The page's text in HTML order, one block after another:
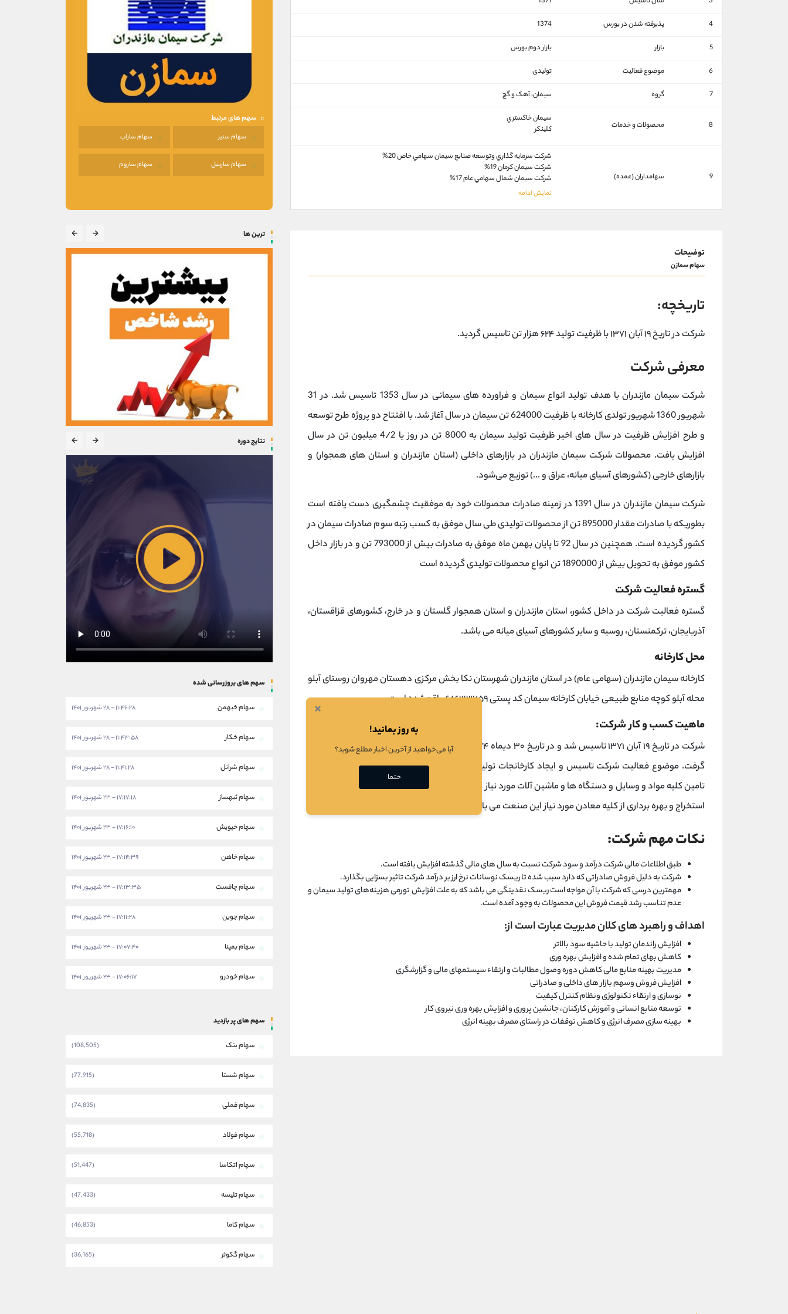
4
پذیرفته شدن در بورس
1374
5
بازار
بازار دوم بورس
6
موضوع فعالیت
تولیدی
7
گروه سيمان، آهک و گچ
8 محصولات و خدمات
سيمان خاکستري
کلينکر
9 سهامداران (عمده)
شركت سرمايه گذاري وتوسعه صنايع سيمان سهامي خاص 20%
شركت سيمان كرمان 19%
شركت سيمان شمال سهامي عام 17%
سهم های مرتبط
سهام سنیر سهام ساراب
سهام ساربیل سهام ساروم
توضیحات
سهام سمازن
تاریخچه:
شرکت در تاریخ ۱۹ آبان ۱۳۷۱ با ظرفیت تولید ۶۲۴ هزار تن تاسیس گردید.
معرفی شرکت
شرکت سیمان مازندران با هدف تولید انواع سیمان و فراورده های سیمانی در سال 1353 تاسیس شد. در 31
شهریور 1360 شهریور تولدی کارخانه با ظرفیت 624000 تن سیمان در سال آغاز شد. با افتتاح دو پروژه طرح توسعه
و طرح افزایش ظرفیت در سال های اخیر ظرفیت تولید سیمان به 8000 تن در روز یا 4/2 میلیون تن در سال
افزایش یافت. محصولات شرکت سیمان مازندران در بازارهای داخلی (استان مازندران و استان های همجوار) و
بازارهای خارجی (کشورهای آسیای میانه، عراق و ...) توزیع می‌شود.
شرکت سیمان مازندران در سال 1391 در زمینه صادرات محصولات خود به موفقیت چشمگیری دست یافته است
بطوریکه با صادرات مقدار 895000 تن از محصولات تولیدی طی سال موفق به کسب رتبه سوم صادرات سیمان در
کشور گردیده است. همچنین در سال 92 تا پایان بهمن ماه موفق به صادرات بیش از 793000 تن و در بازار داخل
کشور موفق به تحویل بیش از 1890000 تن انواع محصولات تولیدی گردیده است
گستره فعالیت شرکت
گستره فعالیت شرکت در داخل کشور، استان مازندران و استان همجوار گلستان و در خارج، کشورهای قزاقستان،
آذربایجان، ترکمنستان، روسیه و سایر کشورهای آسیای میانه می باشد.
محل کارخانه
کارخانه سیمان مازندران (سهامی عام) در استان مازندران شهرستان نکا بخش مرکزی دهستان مهروان روستای آبلو
محله آبلو کوچه منابع طبیعی خیابان کارخانه سیمان کد پستی ۶۸۶۱۱۱۳۷۵۹ واقع شده است.
ماهیت کسب و کار شرکت:
شرکت در تاریخ ۱۹ آبان ۱۳۷۱ تاسیس شد و در تاریخ ۳۰ دیماه ۱۳۷۴ در بورس اوراق بهادار تهران مورد پذیرش قرار
گرفت. موضوع فعالیت شرکت تاسیس و ایجاد کارخانجات تولید سیمان و صنایع جانبی وابسته به آن و تهیه و
تامین کلیه مواد و وسایل و دستگاه ها و ماشین آلات مورد نیاز های این صنایع در داخل و خارج کشور و اکتشاف و
استخراج و بهره برداری از کلیه معادن مورد نیاز این صنعت می باشد.
نکات مهم شرکت:
طبق اطلاعات مالی شرکت درآمد و سود شرکت نسبت به سال های مالی گذشته افزایش یافته است.
شرکت به دلیل فروش صادراتی که دارد سبب شده تا ریسک نوسانات نرخ ارز بر درآمد شرکت تاثیر بسزایی بگذارد.
مهمترین درسی که شرکت با آن مواجه است ریسک نقدینگی می باشد که به علت افزایش تورمی هزینه‌های تولید سیمان و
عدم تناسب رشد قیمت فروش این محصولات به وجود آمده است.
اهداف و راهبرد های کلان مدیریت عبارت است از:
افزایش راندمان تولید با حاشیه سود بالاتر
کاهش بهای تمام شده و افزایش بهره وری
مدیریت بهینه منابع مالی کاهش دوره وصول مطالبات و ارتقاء سیستمهای مالی و گزارشگری
افزایش فروش وسهم بازار های داخلی و صادراتی
نوسازی و ارتقاء تکنولوژی ونظام کنترل کیفیت
توسعه منابع انسانی و آموزش کارکنان، جانشین پروری و افزایش بهره وری نیروی کار
بهینه سازی مصرف انرژی و کاهش توقفات در راستای مصرف بهینه انرژی
ترین ها
نتایج دوره
سهم های بروزرسانی شده
سهام خبهمن ۱۱:۴۶:۲۸ - ۲۸ شهریور ۱۴۰۱
سهام خکار ۱۱:۴۳:۵۸ - ۲۸ شهریور ۱۴۰۱
سهام شرانل ۱۱:۴۱:۲۸ - ۲۸ شهریور ۱۴۰۱
سهام ثبهساز ۱۷:۱۷:۱۸ - ۲۳ شهریور ۱۴۰۱
سهام خپویش ۱۷:۱۶:۱۰ - ۲۳ شهریور ۱۴۰۱
سهام خاهن ۱۷:۱۴:۳۹ - ۲۳ شهریور ۱۴۰۱
سهام چافست ۱۷:۱۳:۳۵ - ۲۳ شهریور ۱۴۰۱
سهام جوین ۱۷:۱۱:۲۸ - ۲۳ شهریور ۱۴۰۱
سهام بمپنا ۱۷:۰۷:۴۰ - ۲۳ شهریور ۱۴۰۱
سهام خودرو ۱۷:۰۶:۱۷ - ۲۳ شهریور ۱۴۰۱
سهم های پر بازدید
سهام بتک (108,505)
سهام شستا (77,915)
سهام فملی (74,835)
سهام فولاد (55,718)
سهام اتکاسا (51,447)
سهام تلیسه (47,433)
سهام کاما (46,853)
سهام گکوثر (36,165)
×
به روز بمانید!
آیا می‌خواهید از آخرین اخبار مطلع شوید؟
حتما